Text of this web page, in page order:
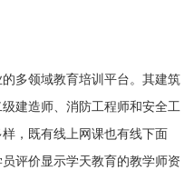
多领域教育培训平台。其建筑
建造师、消防工程师和安全工
，既有线上网课也有线下面
评价显示学天教育的教学师资